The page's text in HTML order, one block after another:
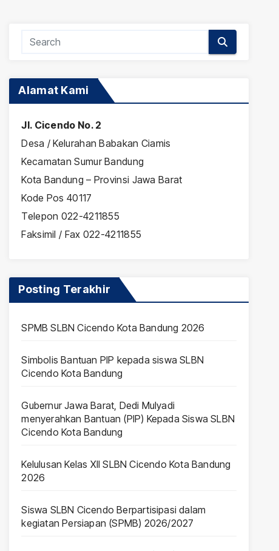
Alamat Kami
Jl. Cicendo No. 2
Desa / Kelurahan Babakan Ciamis
Kecamatan Sumur Bandung
Kota Bandung – Provinsi Jawa Barat
Kode Pos 40117
Telepon 022-4211855
Faksimil / Fax 022-4211855
Posting Terakhir
SPMB SLBN Cicendo Kota Bandung 2026
Simbolis Bantuan PIP kepada siswa SLBN
Cicendo Kota Bandung
Gubernur Jawa Barat, Dedi Mulyadi
menyerahkan Bantuan (PIP) Kepada Siswa SLBN
Cicendo Kota Bandung
Kelulusan Kelas XII SLBN Cicendo Kota Bandung
2026
Siswa SLBN Cicendo Berpartisipasi dalam
kegiatan Persiapan (SPMB) 2026/2027